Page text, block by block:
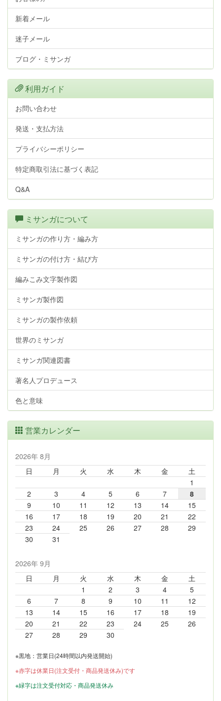
新着メール
迷子メール
ブログ・ミサンガ
利用ガイド
お問い合わせ
発送・支払方法
プライバシーポリシー
特定商取引法に基づく表記
Q&A
ミサンガについて
ミサンガの作り方・編み方
ミサンガの付け方・結び方
編みこみ文字製作図
ミサンガ製作図
ミサンガの製作依頼
世界のミサンガ
ミサンガ関連図書
著名人プロデュース
色と意味
営業カレンダー
2026年 8月
日
月 火 水 木 金
土
1
2
3 4 5 6 7
8
9
10 11 12 13 14
15
16
17 18 19 20 21
22
23
24 25 26 27 28
29
30
31
2026年 9月
日
月 火 水 木 金
土
1
2 3 4
5
6
7 8 9 10 11
12
13
14 15 16 17 18
19
20
21 22 23 24 25
26
27
28 29 30
※黒地：営業日(24時間以内発送開始)
※赤字は休業日(注文受付・商品発送休み)です
※緑字は注文受付対応・商品発送休み